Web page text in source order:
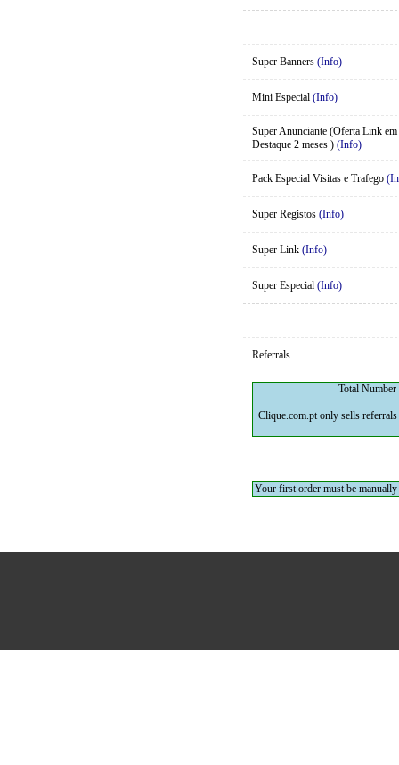
Super Banners (Info)
Mini Especial (Info)
Super Anunciante (Oferta Link em
Destaque 2 meses ) (Info)
Pack Especial Visitas e Trafego
Super Registos (Info)
Super Link (Info)
Super Especial (Info)
Referrals
Total Number
Clique.com.pt only sells
Your first order must be